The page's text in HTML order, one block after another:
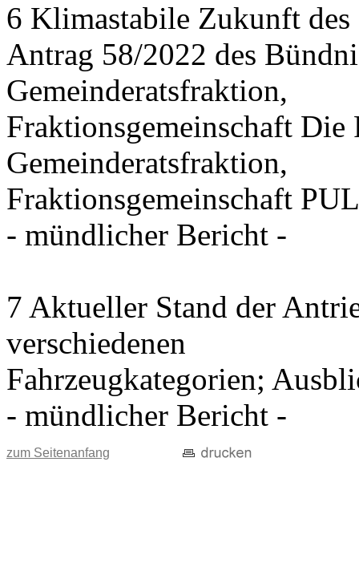
6 Klimastabile Zukunft des
Antrag 58/2022 des
Gemeinderatsfraktion,
Fraktionsgemeinschaft
Gemeinderatsfraktion,
Fraktionsgemeinschaft
- mündlicher Bericht -
7 Aktueller Stand der
verschiedenen
Fahrzeugkategorien;
- mündlicher Bericht -
zum Seitenanfang